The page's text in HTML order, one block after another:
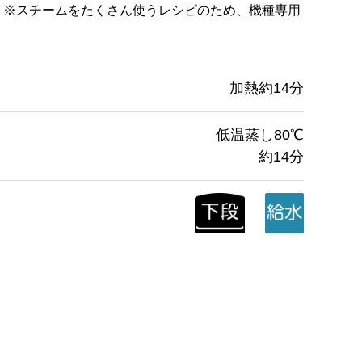
スチームをたくさん使うレシピのため、機種専用
加熱約14分
低温蒸し80℃
約14分